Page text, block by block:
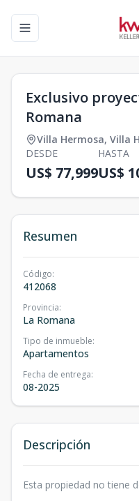
Toggle navigation
Exclusivo
Romana
Villa Hermosa, Villa
DESDE
US$ 77,999
HASTA
US$
Resumen
Código:
412068
Provincia:
La Romana
Tipo de inmueble:
Apartamentos
Fecha de entrega:
08-2025
Descripción
Esta propiedad no tiene